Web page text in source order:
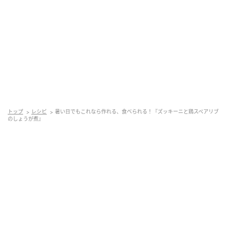
砂糖……ふたつまみ
トップ レシピ
暑い日でもこれなら作れる、食べられる！『ズッキーニと鶏スペアリブ
のしょうが煮』